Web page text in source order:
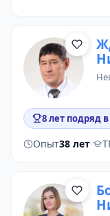
8 лет подряд
Опыт38 лет·